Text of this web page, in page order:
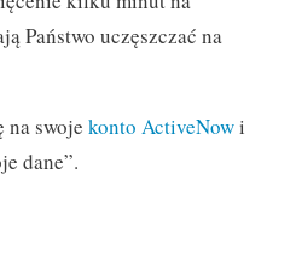
Państwo uczęszczać na
swoje konto ActiveNowi
dane”.